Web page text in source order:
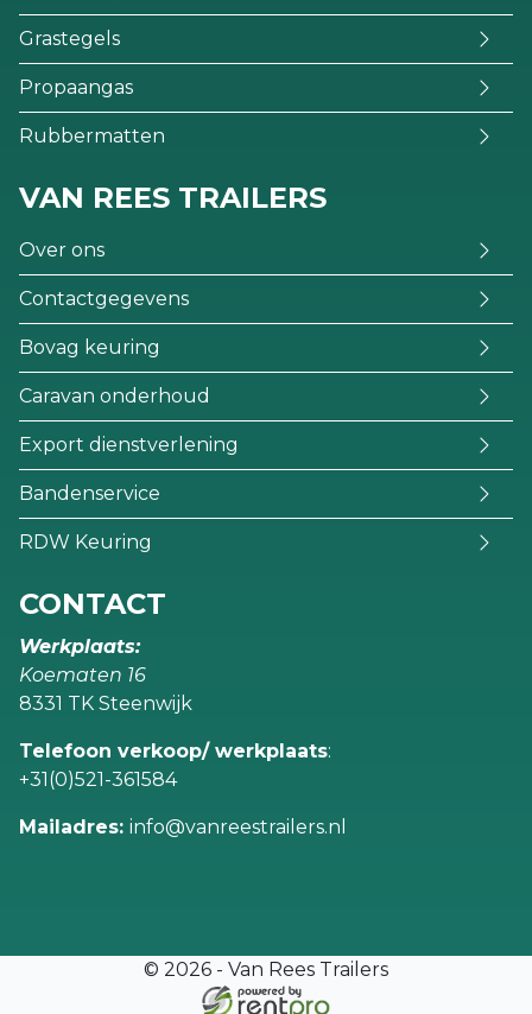
Grastegels
Propaangas
Rubbermatten
VAN REES TRAILERS
Over ons
Contactgegevens
Bovag keuring
Caravan onderhoud
Export dienstverlening
Bandenservice
RDW Keuring
CONTACT
Werkplaats:
Koematen 16
8331 TK Steenwijk
Telefoon verkoop/ werkplaats:
+31(0)521-361584
Mailadres: info@vanreestrailers.nl
© 2026 - Van Rees Trailers